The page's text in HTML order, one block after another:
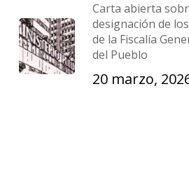
Carta abierta
designación de
de la Fiscalía
del Pueblo
20 marzo,